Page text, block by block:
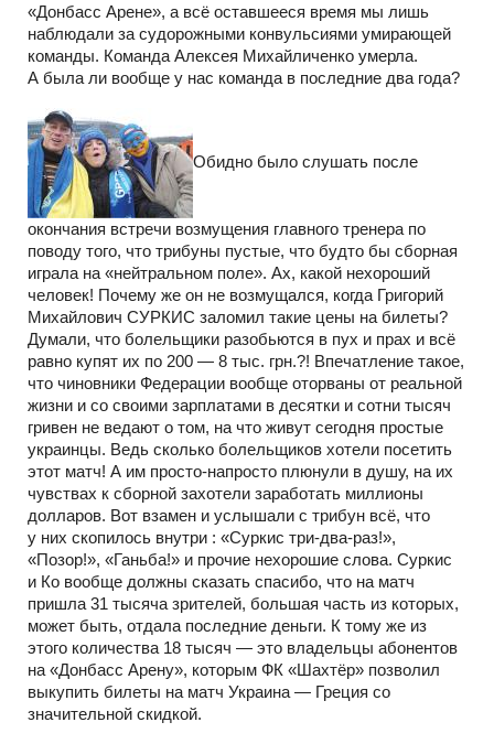
«Донбасс Арене», а всё оставшееся время мы лишь
наблюдали за судорожными конвульсиями умирающей
команды. Команда Алексея Михайличенко умерла.
А была ли вообще у нас команда в последние два года?
Обидно было слушать после
окончания встречи возмущения главного тренера по
поводу того, что трибуны пустые, что будто бы сборная
играла на «нейтральном поле». Ах, какой нехороший
человек! Почему же он не возмущался, когда Григорий
Михайлович СУРКИС заломил такие цены на билеты?
Думали, что болельщики разобьются в пух и прах и всё
равно купят их по 200 — 8 тыс. грн.?! Впечатление такое,
что чиновники Федерации вообще оторваны от реальной
жизни и со своими зарплатами в десятки и сотни тысяч
гривен не ведают о том, на что живут сегодня простые
украинцы. Ведь сколько болельщиков хотели посетить
этот матч! А им просто-напросто плюнули в душу, на их
чувствах к сборной захотели заработать миллионы
долларов. Вот взамен и услышали с трибун всё, что
у них скопилось внутри : «Суркис три-два-раз!»,
«Позор!», «Ганьба!» и прочие нехорошие слова. Суркис
и Ко вообще должны сказать спасибо, что на матч
пришла 31 тысяча зрителей, большая часть из которых,
может быть, отдала последние деньги. К тому же из
этого количества 18 тысяч — это владельцы абонентов
на «Донбасс Арену», которым ФК «Шахтёр» позволил
выкупить билеты на матч Украина — Греция со
значительной скидкой.